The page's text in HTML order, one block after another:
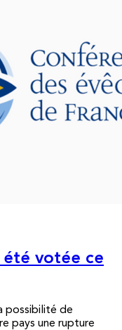
été votée ce
possibilité de
pays une rupture